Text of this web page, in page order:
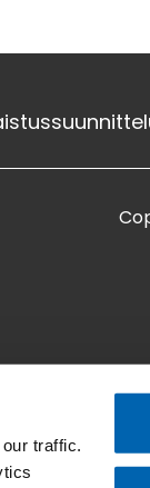
traffic.